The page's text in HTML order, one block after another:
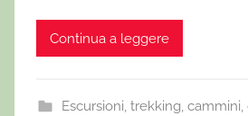
Continua a leggere
Escursioni, trekking,